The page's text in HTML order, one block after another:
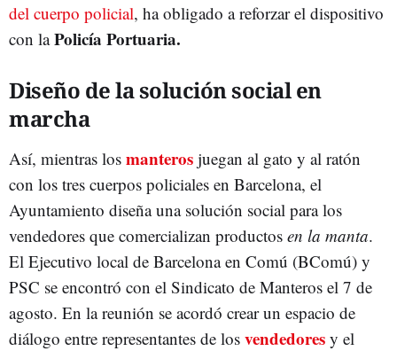
del cuerpo policial, ha obligado a reforzar el dispositivo
con laPolicía Portuaria.
Diseño de la solución social en
marcha
Así, mientras los manteros juegan al gato y al ratón
con los tres cuerpos policiales en Barcelona, el
Ayuntamiento diseña una solución social para los
vendedores que comercializan productos en la manta.
El Ejecutivo local de Barcelona en Comú (BComú) y
PSC se encontró con el Sindicato de Manteros el 7 de
agosto. En la reunión se acordó crear un espacio de
diálogo entre representantes de los vendedores y el